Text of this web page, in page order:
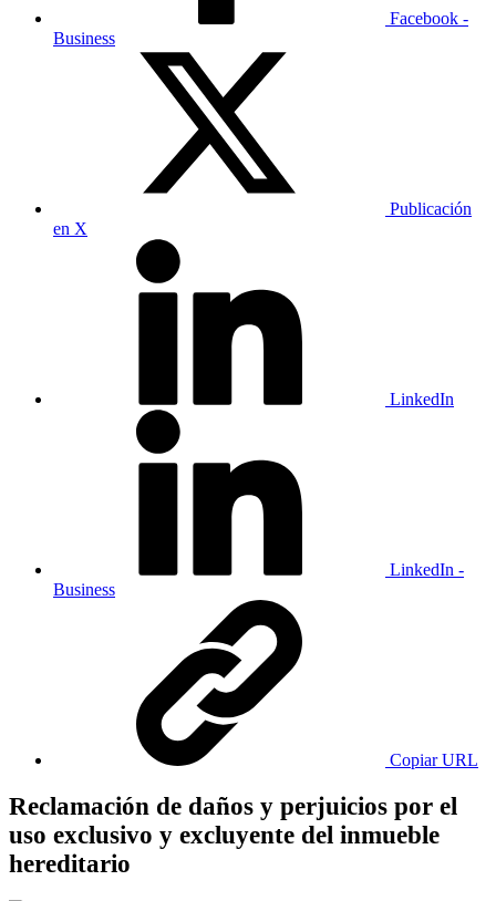
Facebook -
Business
Publicación
en X
LinkedIn
LinkedIn -
Business
Copiar URL
Reclamación de daños y perjuicios por el
uso exclusivo y excluyente del inmueble
hereditario